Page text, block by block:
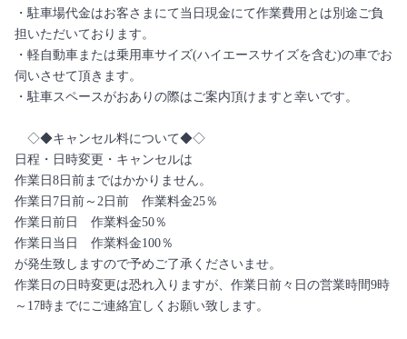
・駐車場代金はお客さまにて当日現金にて作業費用とは別途ご負
担いただいております。
・軽自動車または乗用車サイズ(ハイエースサイズを含む)の車でお
伺いさせて頂きます。
・駐車スペースがおありの際はご案内頂けますと幸いです。
◇◆キャンセル料について◆◇
日程・日時変更・キャンセルは
作業日8日前まではかかりません。
作業日7日前～2日前 作業料金25％
作業日前日 作業料金50％
作業日当日 作業料金100％
が発生致しますので予めご了承くださいませ。
作業日の日時変更は恐れ入りますが、作業日前々日の営業時間9時
～17時までにご連絡宜しくお願い致します。